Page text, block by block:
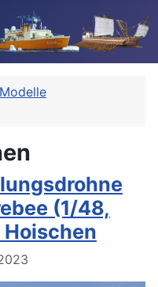
Modelle
(1/48,